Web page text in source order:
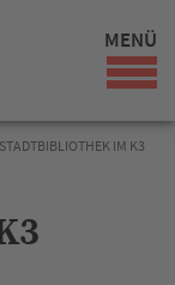
MENÜ
STADTBIBLIOTHEK IM K3